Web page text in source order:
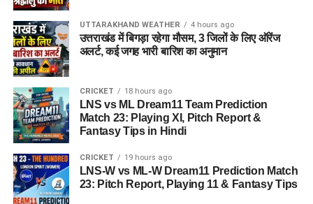
UTTARAKHAND WEATHER 4 hours ago
उत्तराखंड में बिगड़ा रहेगा मौसम, 3 जिलों के लिए ऑरेंज
अलर्ट, कई जगह भारी बारिश का अनुमान
CRICKET 18 hours ago
LNS vs ML Dream11 Team Prediction
Match 23: Playing XI, Pitch Report &
Fantasy Tips in Hindi
CRICKET 19 hours ago
LNS-W vs ML-W Dream11 Prediction Match
23: Pitch Report, Playing 11 & Fantasy Tips